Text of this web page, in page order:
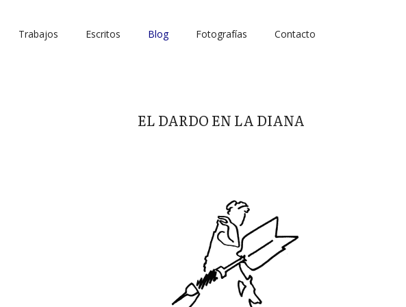
Trabajos Escritos Blog Fotografías Contacto
EL DARDO EN LA DIANA